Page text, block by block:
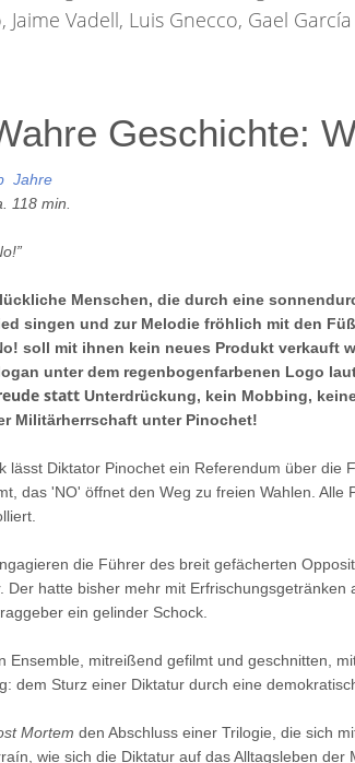
Vadell, Luis Gnecco, Gael
Geschichte:
Jahre
118 min.
Menschen, die durch eine
singen und zur Melodie fröhlich mit den
soll mit ihnen kein neues Produkt verkauft
unter dem regenbogenfarbenen Logo
statt Unterdrückung, kein Mobbing,
Militärherrschaft unter Pinochet!
lässt Diktator Pinochet ein Referendum über
das 'NO' öffnet den Weg zu freien Wahlen.
die Führer des breit gefächerten
Der hatte bisher mehr mit
ein gelinder Schock.
mitreißend gefilmt und geschnitten,
dem Sturz einer Diktatur durch eine
Mortem den Abschluss einer Trilogie, die sich
wie sich die Diktatur auf das Alltagsleben